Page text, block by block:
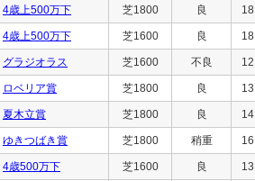
4歳上500万下 芝1800 良 18
4歳上500万下 芝1600 良 18
グラジオラス 芝1600 不良 12
ロベリア賞 芝1800 良 13
夏木立賞 芝1800 良 14
ゆきつばき賞 芝1800 稍重 16
4歳500万下 芝1600 良 13